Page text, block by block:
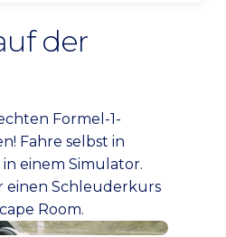
der
Formel-1-
Fahre selbst in
einem Simulator.
einen Schleuderkurs
Room.